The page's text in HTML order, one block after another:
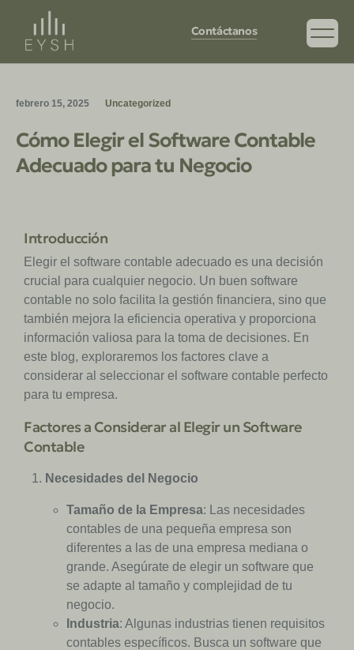
Contáctanos
febrero 15, 2025 Uncategorized
Cómo Elegir el Software Contable
Adecuado para tu Negocio
Introducción
Elegir el software contable adecuado es una decisión
crucial para cualquier negocio. Un buen software
contable no solo facilita la gestión financiera, sino que
también mejora la eficiencia operativa y proporciona
información valiosa para la toma de decisiones. En
este blog, exploraremos los factores clave a
considerar al seleccionar el software contable perfecto
para tu empresa.
Factores a Considerar al Elegir un Software
Contable
Necesidades del Negocio
Tamaño de la Empresa: Las necesidades
contables de una pequeña empresa son
diferentes a las de una empresa mediana o
grande. Asegúrate de elegir un software que
se adapte al tamaño y complejidad de tu
negocio.
Industria: Algunas industrias tienen requisitos
contables específicos. Busca un software que